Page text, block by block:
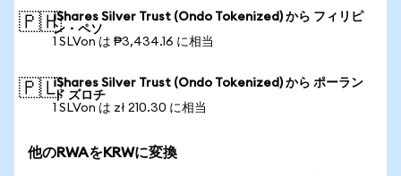
🇵🇭iShares Silver Trust (Ondo Tokenized) から フィリピ
ン・ペソ
1 SLVon は ₱3,434.16 に相当
🇵🇱iShares Silver Trust (Ondo Tokenized) から ポーラン
ド ズロチ
1 SLVon は zł 210.30 に相当
他のRWAをKRWに変換